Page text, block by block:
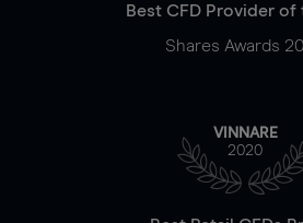
Best CFD Provider of
Shares Awards
VINNARE
2020